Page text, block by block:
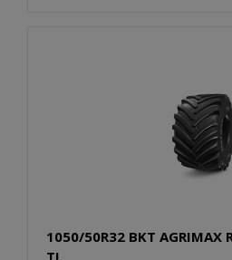
1050/50R32 BKT AGRIMAX